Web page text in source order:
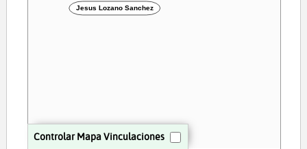
Controlar Mapa Vinculaciones
Jesus Lozano Sanchez